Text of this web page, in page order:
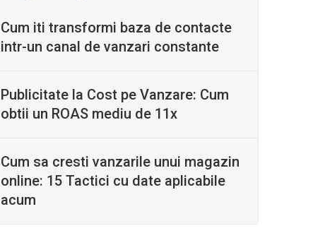
Cum iti transformi baza de contacte
intr-un canal de vanzari constante
Publicitate la Cost pe Vanzare: Cum
obtii un ROAS mediu de 11x
Cum sa cresti vanzarile unui magazin
online: 15 Tactici cu date aplicabile
acum